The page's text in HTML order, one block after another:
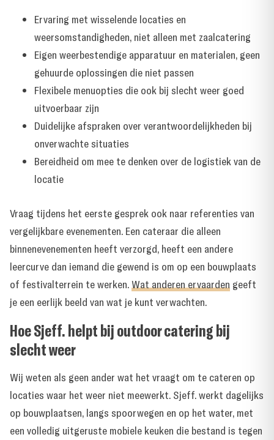
Ervaring met wisselende locaties en
weersomstandigheden, niet alleen met zaalcatering
Eigen weerbestendige apparatuur en materialen, geen
gehuurde oplossingen die niet passen
Flexibele menuopties die ook bij slecht weer goed
uitvoerbaar zijn
Duidelijke afspraken over verantwoordelijkheden bij
onverwachte situaties
Bereidheid om mee te denken over de logistiek van de
locatie
Vraag tijdens het eerste gesprek ook naar referenties van
vergelijkbare evenementen. Een cateraar die alleen
binnenevenementen heeft verzorgd, heeft een andere
leercurve dan iemand die gewend is om op een bouwplaats
of festivalterrein te werken.Wat anderen ervaarden geeft
je een eerlijk beeld van wat je kunt verwachten.
Hoe Sjeff. helpt bij outdoor catering bij
slecht weer
Wij weten als geen ander wat het vraagt om te cateren op
locaties waar het weer niet meewerkt. Sjeff. werkt dagelijks
op bouwplaatsen, langs spoorwegen en op het water, met
een volledig uitgeruste mobiele keuken die bestand is tegen